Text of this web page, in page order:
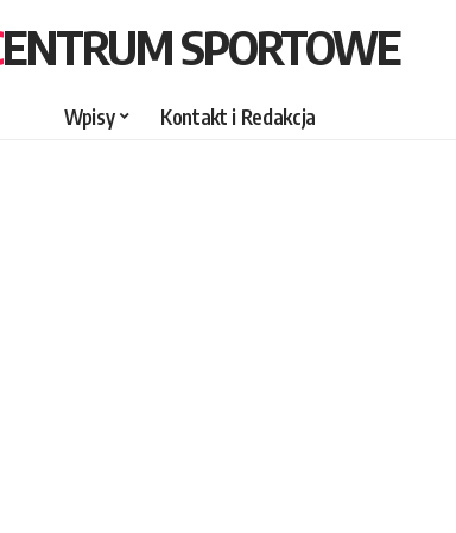
CENTRUM SPORTOWE
Wpisy Kontakt i Redakcja